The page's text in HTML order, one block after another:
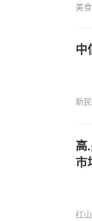
美
中
新
高
市
红